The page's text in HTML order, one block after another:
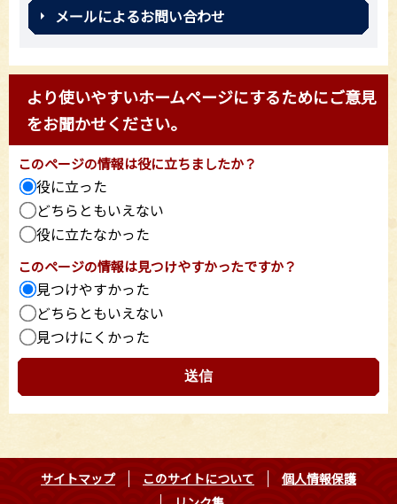
メールによるお問い合わせ
より使いやすいホームページにするためにご意見
をお聞かせください。
このページの情報は役に立ちましたか？
役に立った
どちらともいえない
役に立たなかった
このページの情報は見つけやすかったですか？
見つけやすかった
どちらともいえない
見つけにくかった
サイトマップ このサイトについて
個人情報保護